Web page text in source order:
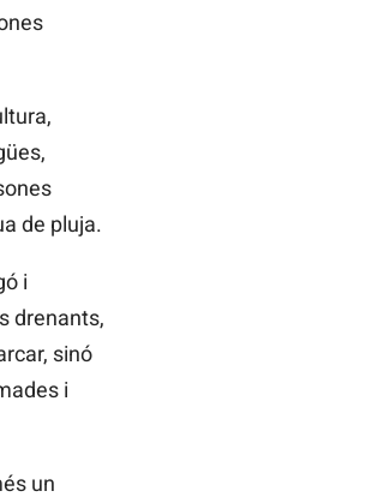
de pluja.
i
drenants,
sinó
i
un